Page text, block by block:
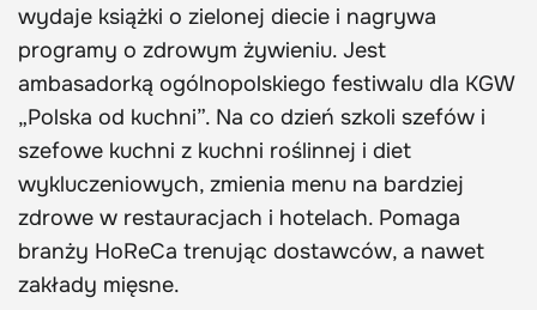
wydaje książki o zielonej diecie i nagrywa
programy o zdrowym żywieniu. Jest
ambasadorką ogólnopolskiego festiwalu dla KGW
„Polska od kuchni”. Na co dzień szkoli szefów i
szefowe kuchni z kuchni roślinnej i diet
wykluczeniowych, zmienia menu na bardziej
zdrowe w restauracjach i hotelach. Pomaga
branży HoReCa trenując dostawców, a nawet
zakłady mięsne.